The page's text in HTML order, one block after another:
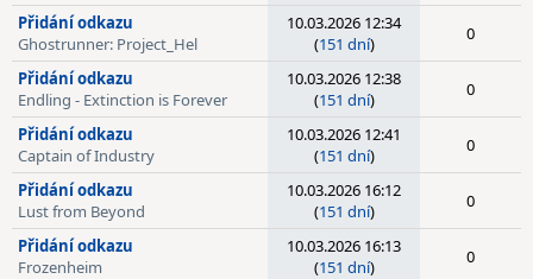
Přidání odkazu
Ghostrunner: Project_Hel
10.03.2026 12:34
(151 dní) 0
Přidání odkazu
Endling - Extinction is Forever
10.03.2026 12:38
(151 dní) 0
Přidání odkazu
Captain of Industry
10.03.2026 12:41
(151 dní) 0
Přidání odkazu
Lust from Beyond
10.03.2026 16:12
(151 dní) 0
Přidání odkazu
Frozenheim
10.03.2026 16:13
(151 dní) 0